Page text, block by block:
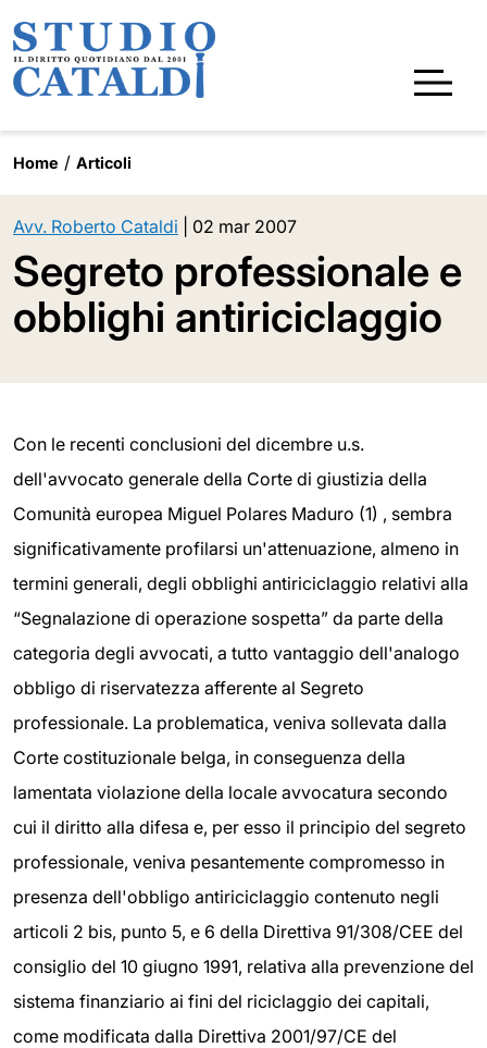
Home Articoli
Avv. Roberto Cataldi 02 mar 2007
Segreto professionale e
obblighi antiriciclaggio
Con le recenti conclusioni del dicembre u.s.
dell'avvocato generale della Corte di giustizia della
Comunità europea Miguel Polares Maduro (1) , sembra
significativamente profilarsi un'attenuazione, almeno in
termini generali, degli obblighi antiriciclaggio relativi alla
“Segnalazione di operazione sospetta” da parte della
categoria degli avvocati, a tutto vantaggio dell'analogo
obbligo di riservatezza afferente al Segreto
professionale. La problematica, veniva sollevata dalla
Corte costituzionale belga, in conseguenza della
lamentata violazione della locale avvocatura secondo
cui il diritto alla difesa e, per esso il principio del segreto
professionale, veniva pesantemente compromesso in
presenza dell'obbligo antiriciclaggio contenuto negli
articoli 2 bis, punto 5, e 6 della Direttiva 91/308/CEE del
consiglio del 10 giugno 1991, relativa alla prevenzione del
sistema finanziario ai fini del riciclaggio dei capitali,
come modificata dalla Direttiva 2001/97/CE del